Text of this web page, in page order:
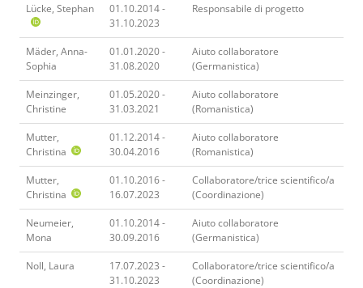
Lücke, Stephan
01.10.2014 -
31.10.2023
Responsabile di progetto
Mäder, Anna-
Sophia
01.01.2020 -
31.08.2020
Aiuto collaboratore
(Germanistica)
Meinzinger,
Christine
01.05.2020 -
31.03.2021
Aiuto collaboratore
(Romanistica)
Mutter,
Christina
01.12.2014 -
30.04.2016
Aiuto collaboratore
(Romanistica)
Mutter,
Christina
01.10.2016 -
16.07.2023
Collaboratore/trice scientifico/a
(Coordinazione)
Neumeier,
Mona
01.10.2014 -
30.09.2016
Aiuto collaboratore
(Germanistica)
Noll, Laura
17.07.2023 -
31.10.2023
Collaboratore/trice scientifico/a
(Coordinazione)